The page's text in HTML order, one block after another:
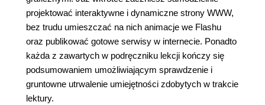
projektować interaktywne i dynamiczne strony WWW,
bez trudu umieszczać na nich animacje we Flashu
oraz publikować gotowe serwisy w internecie. Ponadto
każda z zawartych w podręczniku lekcji kończy się
podsumowaniem umożliwiającym sprawdzenie i
gruntowne utrwalenie umiejętności zdobytych w trakcie
lektury.